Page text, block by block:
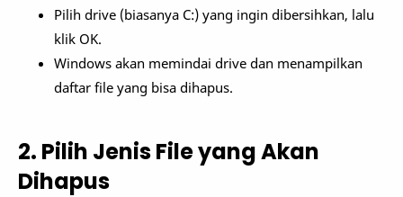
Pilih drive (biasanya C:) yang ingin dibersihkan, lalu
klik OK.
Windows akan memindai drive dan menampilkan
daftar file yang bisa dihapus.
2. Pilih Jenis File yang Akan
Dihapus